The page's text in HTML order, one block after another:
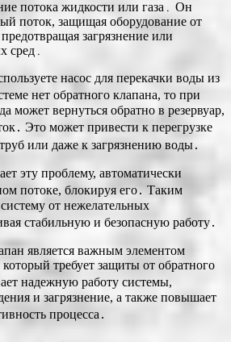
потока жидкости или газа․ Он
поток, защищая оборудование от
загрязнение или
сред․
насос для перекачки воды из
нет обратного клапана, то при
может вернуться обратно в резервуар,
Это может привести к перегрузке
или даже к загрязнению воды․
эту проблему, автоматически
потоке, блокируя его․ Таким
от нежелательных
стабильную и безопасную работу․
является важным элементом
требует защиты от обратного
надежную работу системы,
и загрязнение, а также повышает
процесса․